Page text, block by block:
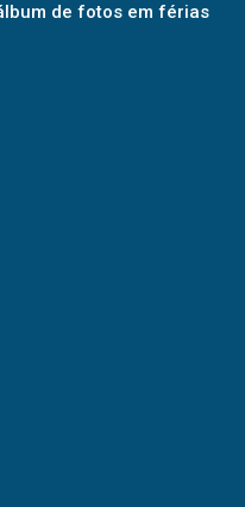
de fotos em férias